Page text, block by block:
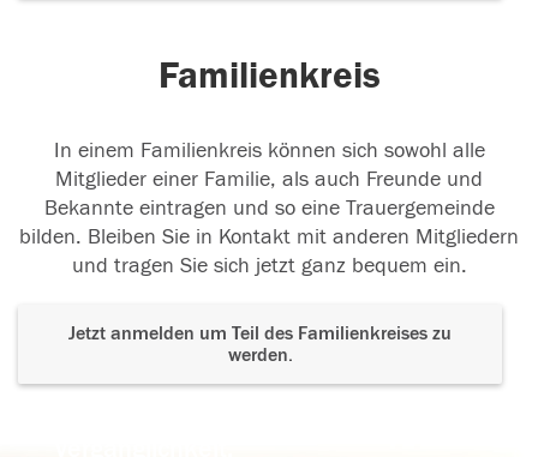
Familienkreis
In einem Familienkreis können sich sowohl alle
Mitglieder einer Familie, als auch Freunde und
Bekannte eintragen und so eine Trauergemeinde
bilden. Bleiben Sie in Kontakt mit anderen Mitgliedern
und tragen Sie sich jetzt ganz bequem ein.
Jetzt anmelden um Teil des Familienkreises zu
werden.